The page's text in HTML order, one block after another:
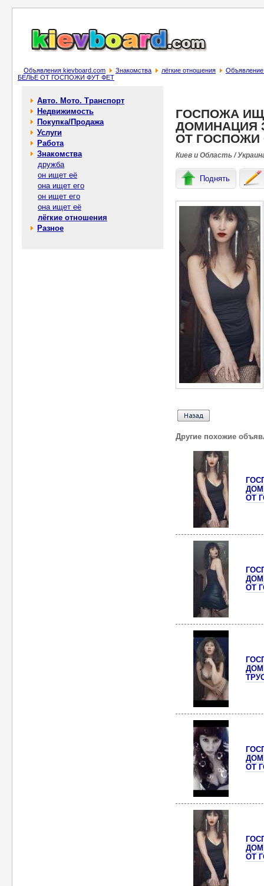
Объявления kievboard.com Знакомства лёгкие отношения
БЕЛЬЕ ОТ ГОСПОЖИ ФУТ ФЕТ
Авто. Мото. Транспорт
Недвижимость
Покупка/Продажа
Услуги
Работа
Знакомства
дружба
он ищет её
она ищет его
он ищет его
она ищет её
лёгкие отношения
Разное
ГОСПОЖА
ДОМИНАЦИЯ
ОТ ГОСПОЖИ
Киев и Область /
Поднять
Другие похожие
ОТ
ОТ
ОТ
ОТ